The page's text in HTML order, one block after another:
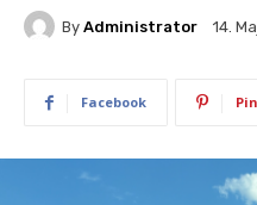
By Administrator 14.
Facebook